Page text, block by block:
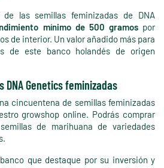
las semillas feminizadas de DNA
mínimo de 500 gramospor
de interior. Un valor añadido más para
de este banco holandés de origen
DNA Genetics feminizadas
cincuentena de semillas feminizadas
growshop online. Podrás comprar
de marihuana de variedades
que destaque por su inversión y